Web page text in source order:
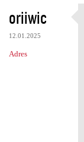
K
o
m
e
oriiwic
12.01.2025
Adres